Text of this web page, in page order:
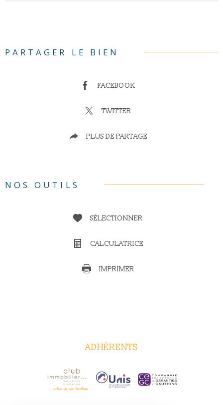
PARTAGER LE BIEN
FACEBOOK
TWITTER
PLUS DE PARTAGE
NOS OUTILS
SÉLECTIONNER
CALCULATRICE
IMPRIMER
ADHÉRENTS